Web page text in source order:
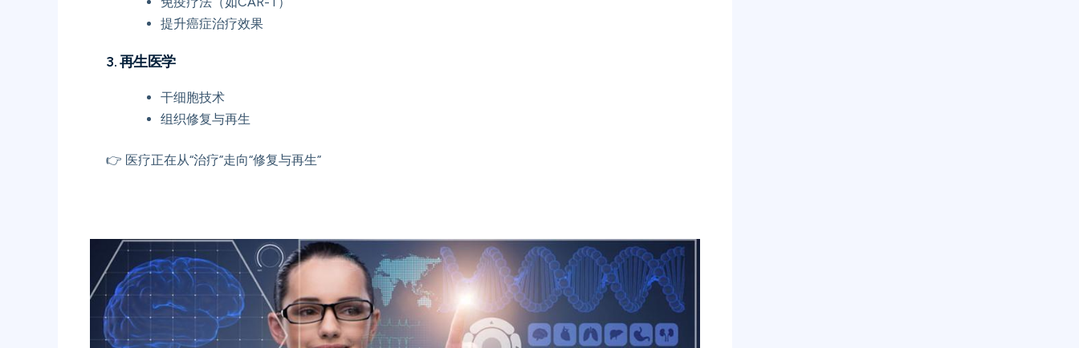
提升癌症治疗效果
3. 再生医学
干细胞技术
组织修复与再生
👉 医疗正在从“治疗”走向“修复与再生”